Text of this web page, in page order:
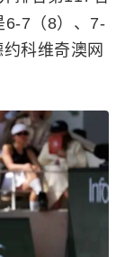
6-7（8）、7-
科维奇澳网